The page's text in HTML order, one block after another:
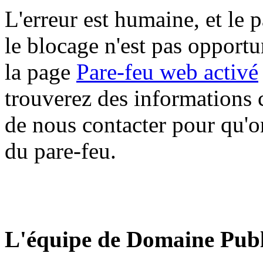
L'erreur est humaine, et le
le blocage n'est pas
la page Pare-feu web activé
trouverez des informations
de nous contacter pour
du pare-feu.
L'équipe de Domaine